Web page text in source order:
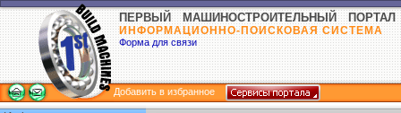
ПЕРВЫЙ МАШИНОСТРОИТЕЛЬНЫЙ ПОРТАЛ
ИНФОРМАЦИОННО-ПОИСКОВАЯ СИСТЕМА
Форма для связи
Добавить в избранное